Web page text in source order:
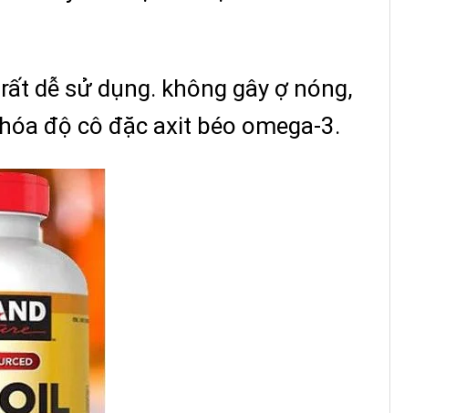
dễ sử dụng. không gây ợ nóng,
độ cô đặc axit béo omega-3.